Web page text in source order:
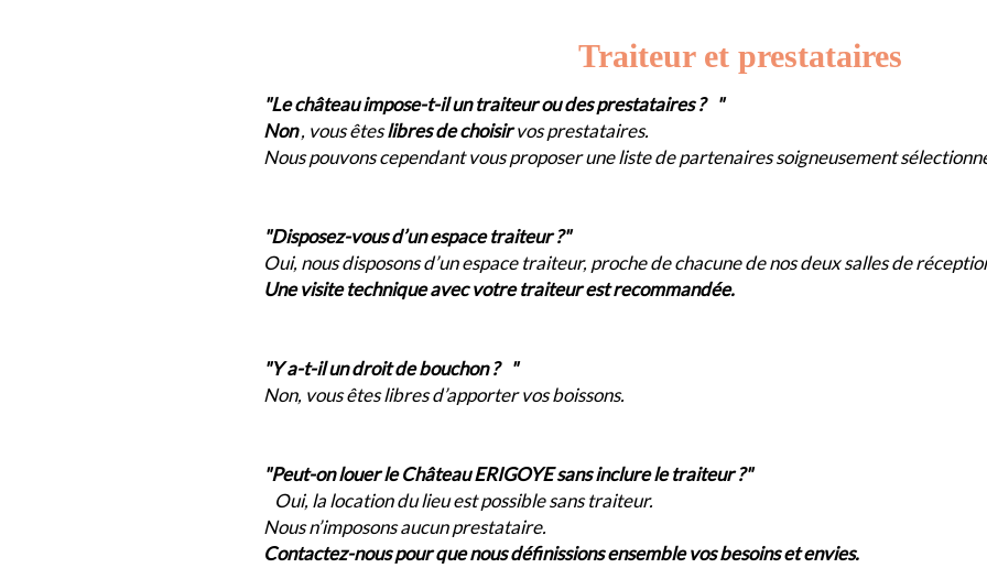
Traiteur et prestataires
"Le château impose-t-il un traiteur ou des prestataires ? "
Non, vous êteslibres de choisirvos prestataires.
Nous pouvons cependant vous proposer une liste de partenaires soigneusement
"Disposez-vous d’un espace traiteur ?"
Oui, nous disposons d’un espace traiteur, proche de chacune de nos deux salles de
Une visite technique avec votre traiteur est recommandée.
"Y a-t-il un droit de bouchon ? "
Non, vous êtes libres d’apporter vos boissons.
"Peut-on louer le Château ERIGOYE sans inclure le traiteur ?"
Oui, la location du lieu est possible sans traiteur.
Nous n’imposons aucun prestataire.
Contactez-nous pour que nous définissions ensemble vos besoins et envies.